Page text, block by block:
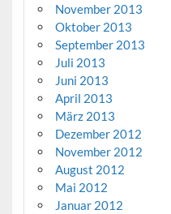
November 2013
Oktober 2013
September 2013
Juli 2013
Juni 2013
April 2013
März 2013
Dezember 2012
November 2012
August 2012
Mai 2012
Januar 2012